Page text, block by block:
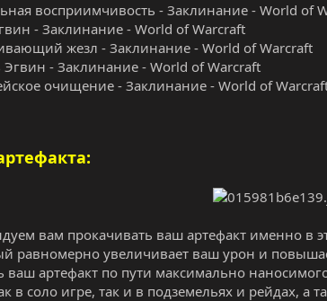
восприимчивость - Заклинание - World of
- Заклинание - World of Warcraft
жезл - Заклинание - World of Warcraft
Эгвин - Заклинание - World of Warcraft
очищение - Заклинание - World of
вам прокачивать ваш артефакт именно в
равномерно увеличивает ваш урон и
ваш артефакт по пути максимально
в соло игре, так и в подземельях и рейдах, а